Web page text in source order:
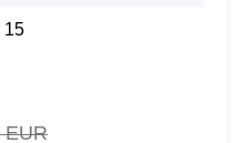
15
EUR